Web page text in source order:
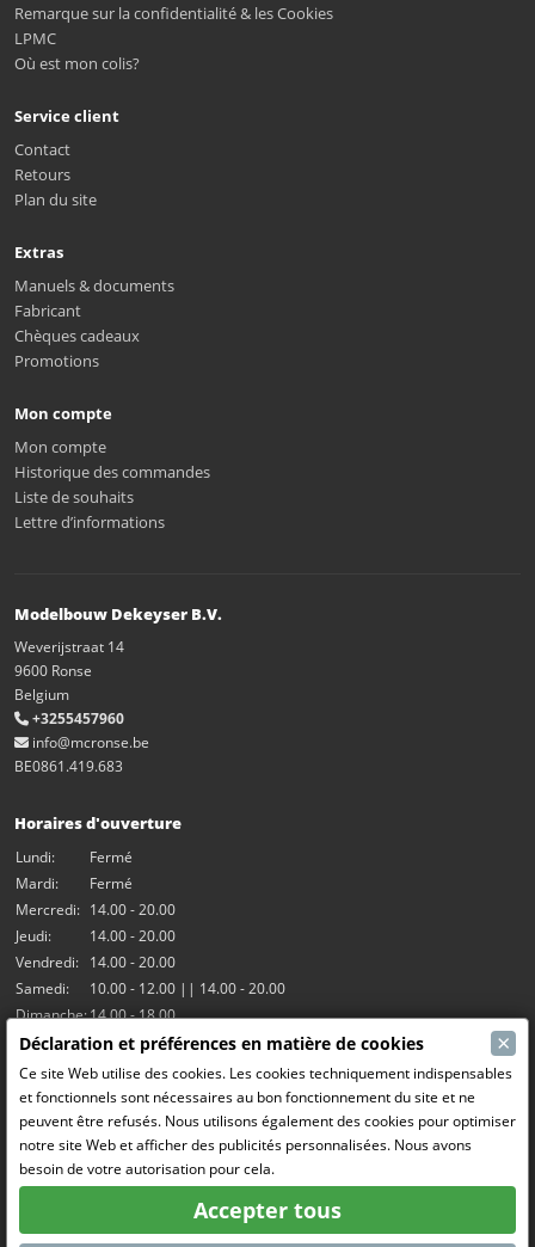
Remarque sur la confidentialité & les Cookies
LPMC
Où est mon colis?
Service client
Contact
Retours
Plan du site
Extras
Manuels & documents
Fabricant
Chèques cadeaux
Promotions
Mon compte
Mon compte
Historique des commandes
Liste de souhaits
Lettre d’informations
Modelbouw Dekeyser B.V.
Weverijstraat 14
9600 Ronse
Belgium
+3255457960
info@mcronse.be
BE0861.419.683
Horaires d'ouverture
Lundi:
Fermé
Mardi:
Fermé
Mercredi: 14.00 - 20.00
Jeudi:
14.00 - 20.00
Vendredi: 14.00 - 20.00
Samedi:
10.00 - 12.00 || 14.00 - 20.00
Dimanche:14.00 - 18.00
Nos activités
Salle Hangar7
Le RC Drift
RC Bangers (Demolition Derby)
Fun and Friends
Médias sociaux
Déclaration et préférences en matière de cookies ×
Ce site Web utilise des cookies. Les cookies techniquement indispensables
et fonctionnels sont nécessaires au bon fonctionnement du site et ne
peuvent être refusés. Nous utilisons également des cookies pour optimiser
notre site Web et afficher des publicités personnalisées. Nous avons
besoin de votre autorisation pour cela.
Accepter tous